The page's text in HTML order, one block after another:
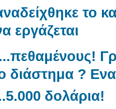
το
εργάζεται
διάστημα ?
δολάρια!